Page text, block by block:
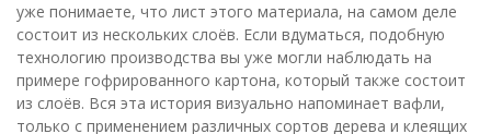
уже понимаете, что лист этого материала, на самом деле
состоит из нескольких слоёв. Если вдуматься, подобную
технологию производства вы уже могли наблюдать на
примере гофрированного картона, который также состоит
из слоёв. Вся эта история визуально напоминает вафли,
только с применением различных сортов дерева и клеящих